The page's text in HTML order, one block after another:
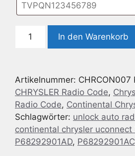
Code
Continental
Chrysler
Uconnect
5.0
RJ2
-
In den Warenkorb
Artikelnummer: CHRCON007
CHRYSLER Radio Code,
Radio Code, Continental
Schlagwörter: unlock auto
continental chrysler uconnect
P68292901AD, P68292901AC